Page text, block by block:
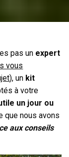
pas un expert
vous
), un kit
à votre
un jour ou
que nous avons
aux conseils